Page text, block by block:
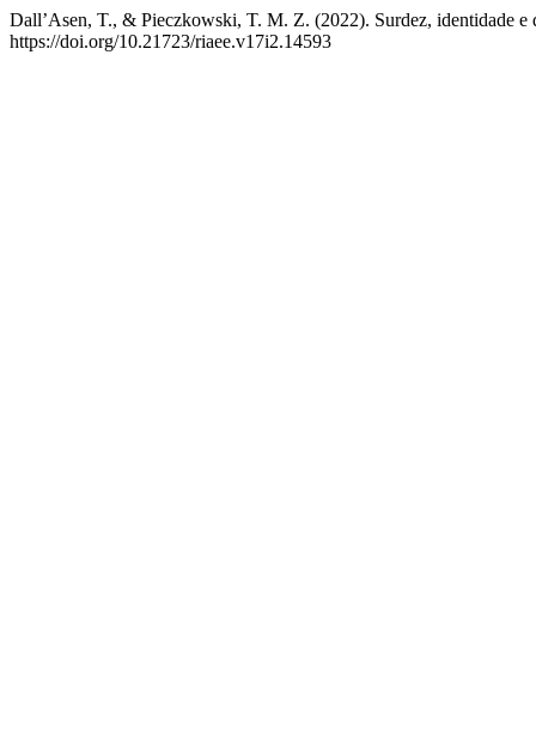
Dall’Asen, T., & Pieczkowski, T. M. Z. (2022). Surdez, identidade e
https://doi.org/10.21723/riaee.v17i2.14593